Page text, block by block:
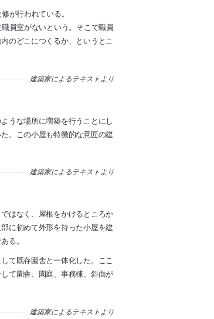
が行われている。
員室がないという。そこで職員
のどこにつくるか、というとこ
建築家によるテキストより
うな場所に増築を行うことにし
。この小屋も特徴的な意匠の建
建築家によるテキストより
はなく、屋根をかけるところか
に初めて外形を持った小屋を建
る。
て既存園舎と一体化した。ここ
て園舎、園庭、事務棟、斜面が
建築家によるテキストより